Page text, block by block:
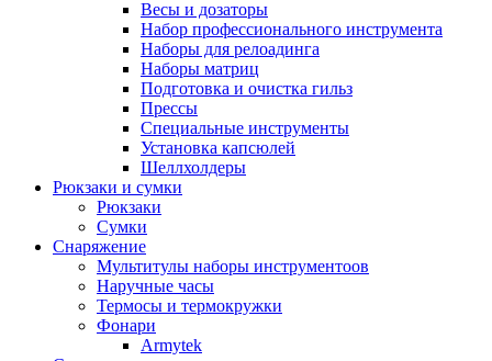
Весы и дозаторы
Набор профессионального инструмента
Наборы для релоадинга
Наборы матриц
Подготовка и очистка гильз
Прессы
Специальные инструменты
Установка капсюлей
Шеллхолдеры
Рюкзаки и сумки
Рюкзаки
Сумки
Снаряжение
Мультитулы наборы инструментоов
Наручные часы
Термосы и термокружки
Фонари
Armytek